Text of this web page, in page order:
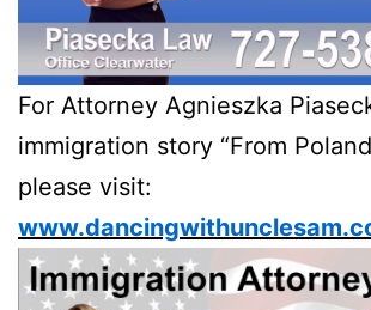
For Attorney Agnieszka
immigration story “From
please visit: